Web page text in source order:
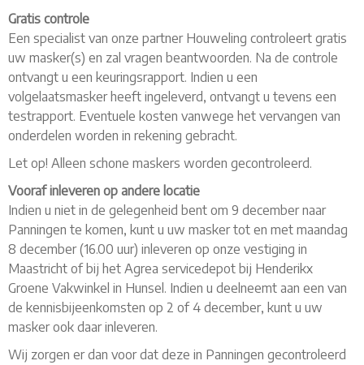
Gratis controle
Een specialist van onze partner Houweling controleert gratis
uw masker(s) en zal vragen beantwoorden. Na de controle
ontvangt u een keuringsrapport. Indien u een
volgelaatsmasker heeft ingeleverd, ontvangt u tevens een
testrapport. Eventuele kosten vanwege het vervangen van
onderdelen worden in rekening gebracht.
Let op! Alleen schone maskers worden gecontroleerd.
Vooraf inleveren op andere locatie
Indien u niet in de gelegenheid bent om 9 december naar
Panningen te komen, kunt u uw masker tot en met maandag
8 december (16.00 uur) inleveren op onze vestiging in
Maastricht of bij het Agrea servicedepot bij Henderikx
Groene Vakwinkel in Hunsel. Indien u deelneemt aan een van
de kennisbijeenkomsten op 2 of 4 december, kunt u uw
masker ook daar inleveren.
Wij zorgen er dan voor dat deze in Panningen gecontroleerd